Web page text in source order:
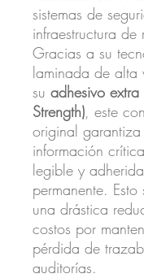
sistemas de
infraestructura de
Gracias a su
laminada de alta
su adhesivo extra
Strength), este
original
información
legible y
permanente.
una drástica
costos por
pérdida de
auditorías.